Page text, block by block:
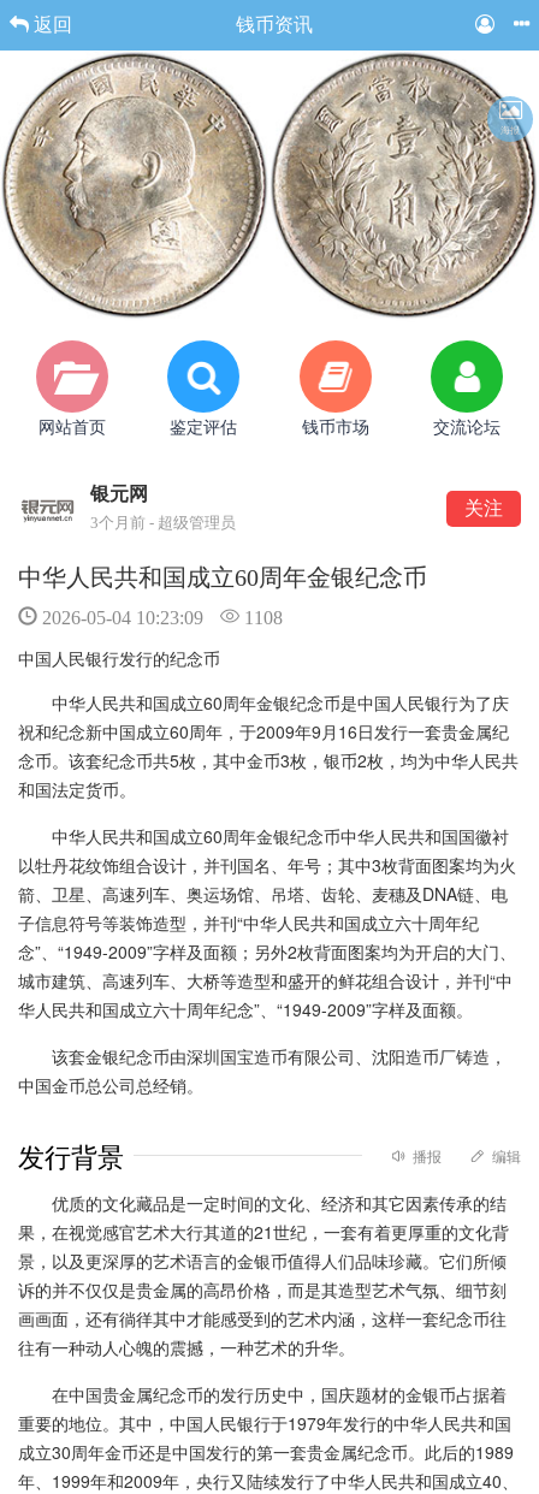
返回 钱币资讯
网站首页 鉴定评估 钱币市场 交流论坛
银元网
3个月前 - 超级管理员
关注
中华人民共和国成立60周年金银纪念币
2026-05-04 10:23:09 1108
中国人民银行发行的纪念币
中华人民共和国成立60周年金银纪念币是中国人民银行为了庆
祝和纪念新中国成立60周年，于2009年9月16日发行一套贵金属纪
念币。该套纪念币共5枚，其中金币3枚，银币2枚，均为中华人民共
和国法定货币。
中华人民共和国成立60周年金银纪念币中华人民共和国国徽衬
以牡丹花纹饰组合设计，并刊国名、年号；其中3枚背面图案均为火
箭、卫星、高速列车、奥运场馆、吊塔、齿轮、麦穗及DNA链、电
子信息符号等装饰造型，并刊“中华人民共和国成立六十周年纪
念”、“1949-2009”字样及面额；另外2枚背面图案均为开启的大门、
城市建筑、高速列车、大桥等造型和盛开的鲜花组合设计，并刊“中
华人民共和国成立六十周年纪念”、“1949-2009”字样及面额。
该套金银纪念币由深圳国宝造币有限公司、沈阳造币厂铸造，
中国金币总公司总经销。
发行背景 播报 编辑
优质的文化藏品是一定时间的文化、经济和其它因素传承的结
果，在视觉感官艺术大行其道的21世纪，一套有着更厚重的文化背
景，以及更深厚的艺术语言的金银币值得人们品味珍藏。它们所倾
诉的并不仅仅是贵金属的高昂价格，而是其造型艺术气氛、细节刻
画画面，还有徜徉其中才能感受到的艺术内涵，这样一套纪念币往
往有一种动人心魄的震撼，一种艺术的升华。
在中国贵金属纪念币的发行历史中，国庆题材的金银币占据着
重要的地位。其中，中国人民银行于1979年发行的中华人民共和国
成立30周年金币还是中国发行的第一套贵金属纪念币。此后的1989
年、1999年和2009年，央行又陆续发行了中华人民共和国成立40、
海报